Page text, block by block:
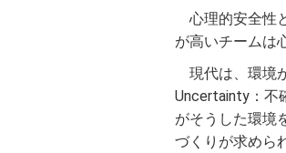
心理的安全性
が高いチームは
現代は、環境
Uncertainty：不
がそうした環境
づくりが求めら